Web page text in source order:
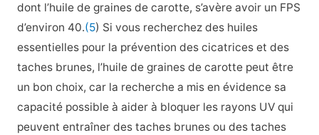
dont l’huile de graines de carotte, s’avère avoir un FPS
d’environ 40.(5) Si vous recherchez des huiles
essentielles pour la prévention des cicatrices et des
taches brunes, l’huile de graines de carotte peut être
un bon choix, car la recherche a mis en évidence sa
capacité possible à aider à bloquer les rayons UV qui
peuvent entraîner des taches brunes ou des taches